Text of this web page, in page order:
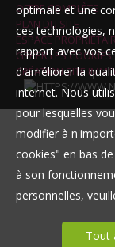
OFFRE COMPLÈTE
PLAN DU SITE
ESPACE
GÉRER LES COOKIES
CRÉATION SITE
optimale et une
ces technologies,
rapport avec vos
d'améliorer la
internet. Nous
pour lesquelles
modifier à
cookies" en bas
à son
personnelles,
Tout